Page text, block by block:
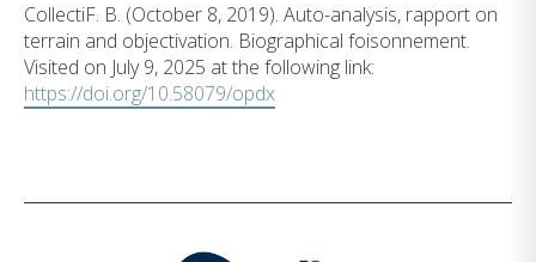
CollectiF. B. (October 8, 2019). Auto-analysis, rapport on
terrain and objectivation. Biographical foisonnement.
Visited on July 9, 2025 at the following link:
https://doi.org/10.58079/opdx